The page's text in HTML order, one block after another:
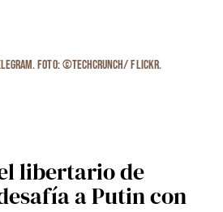
libertario de
a Putin con